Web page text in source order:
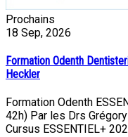
Prochains
18 Sep, 2026
Formation Odenth
Heckler
Formation Odenth
42h) Par les Drs
Cursus ESSENTIEL+